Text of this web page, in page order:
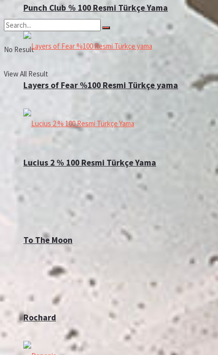
No Result
View All Result
Punch Club % 100 Resmi Türkçe Yama
Layers of Fear %100 Resmi Türkçe yama
Lucius 2 % 100 Resmi Türkçe Yama
To The Moon
Rochard